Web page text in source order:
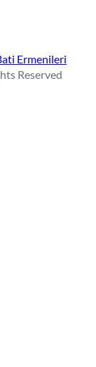
Ermenileri
Reserved